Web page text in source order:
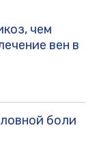
чем
вен в
боли